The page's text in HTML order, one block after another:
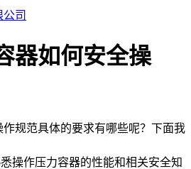
器如何安全操
作规范具体的要求有哪些呢？下面我
操作压力容器的性能和相关安全知